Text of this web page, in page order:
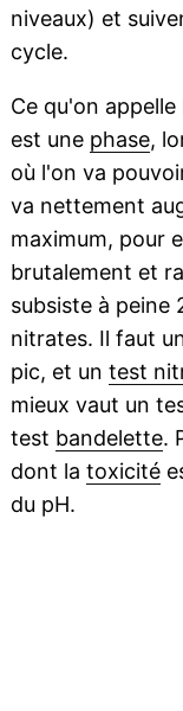
niveaux) et
cycle.
Ce qu'on
est une phase,
où l'on va
va nettement
maximum, pour
brutalement et
subsiste à peine
nitrates. Il faut
pic, et un test
mieux vaut un
test bandelette.
dont la toxicité
du pH.